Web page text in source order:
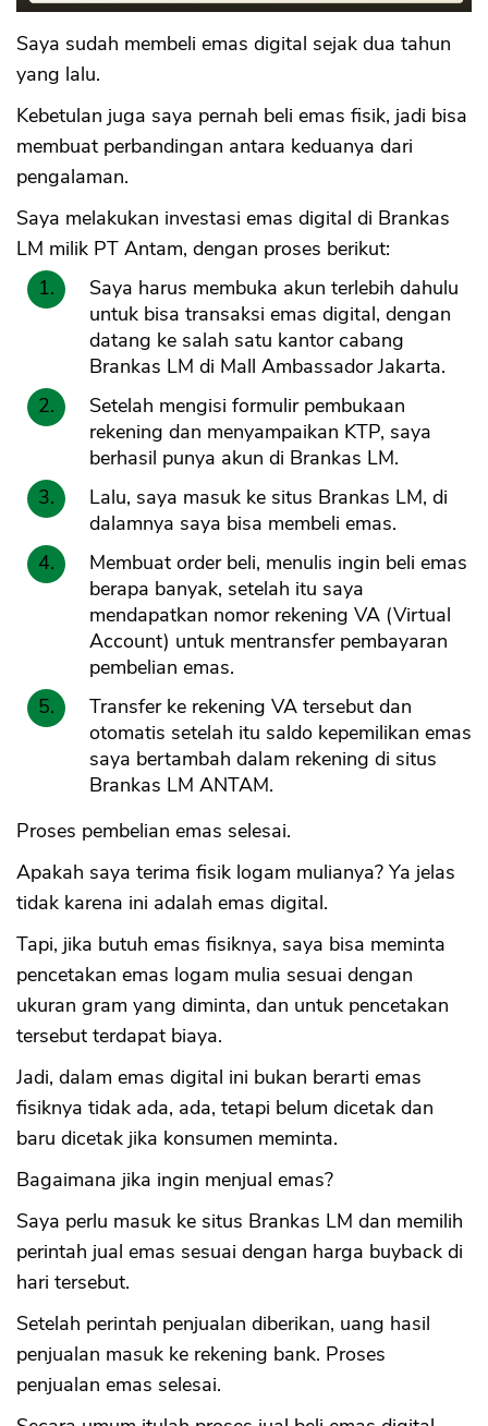
Saya sudah membeli emas digital sejak dua tahun
yang lalu.
Kebetulan juga saya pernah beli emas fisik, jadi bisa
membuat perbandingan antara keduanya dari
pengalaman.
Saya melakukan investasi emas digital di Brankas
LM milik PT Antam, dengan proses berikut:
Saya harus membuka akun terlebih dahulu
untuk bisa transaksi emas digital, dengan
datang ke salah satu kantor cabang
Brankas LM di Mall Ambassador Jakarta.
Setelah mengisi formulir pembukaan
rekening dan menyampaikan KTP, saya
berhasil punya akun di Brankas LM.
Lalu, saya masuk ke situs Brankas LM, di
dalamnya saya bisa membeli emas.
Membuat order beli, menulis ingin beli emas
berapa banyak, setelah itu saya
mendapatkan nomor rekening VA (Virtual
Account) untuk mentransfer pembayaran
pembelian emas.
Transfer ke rekening VA tersebut dan
otomatis setelah itu saldo kepemilikan emas
saya bertambah dalam rekening di situs
Brankas LM ANTAM.
Proses pembelian emas selesai.
Apakah saya terima fisik logam mulianya? Ya jelas
tidak karena ini adalah emas digital.
Tapi, jika butuh emas fisiknya, saya bisa meminta
pencetakan emas logam mulia sesuai dengan
ukuran gram yang diminta, dan untuk pencetakan
tersebut terdapat biaya.
Jadi, dalam emas digital ini bukan berarti emas
fisiknya tidak ada, ada, tetapi belum dicetak dan
baru dicetak jika konsumen meminta.
Bagaimana jika ingin menjual emas?
Saya perlu masuk ke situs Brankas LM dan memilih
perintah jual emas sesuai dengan harga buyback di
hari tersebut.
Setelah perintah penjualan diberikan, uang hasil
penjualan masuk ke rekening bank. Proses
penjualan emas selesai.